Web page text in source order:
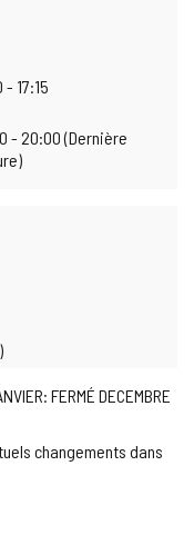
17:15
- 20:00 (Dernière
FERMÉ DECEMBRE
changements dans